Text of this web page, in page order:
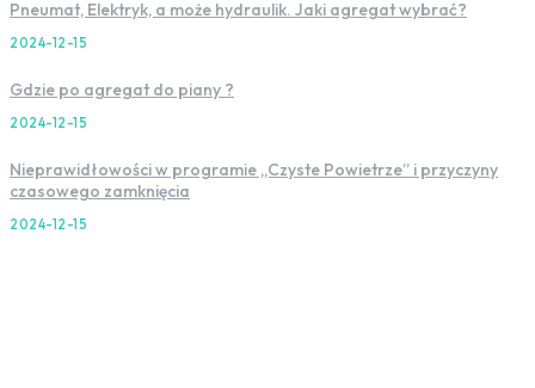
Pneumat, Elektryk, a może hydraulik. Jaki agregat wybrać?
2024-12-15
Gdzie po agregat do piany ?
2024-12-15
Nieprawidłowości w programie „Czyste Powietrze” i przyczyny
czasowego zamknięcia
2024-12-15